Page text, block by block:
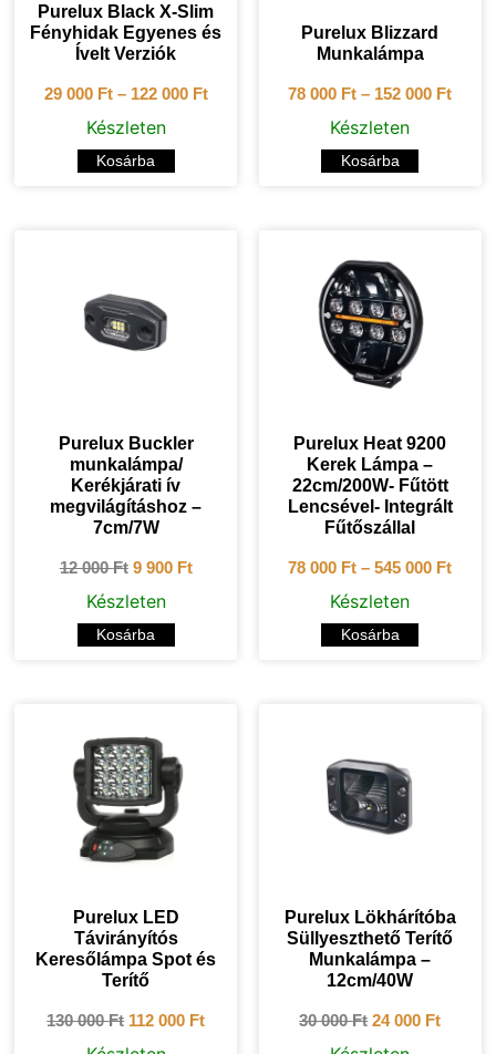
Purelux Black X-Slim
Fényhidak Egyenes és
Ívelt Verziók
29 000 Ft– 122 000 Ft
Készleten
Kosárba
Purelux Blizzard
Munkalámpa
78 000 Ft – 152 000 Ft
Készleten
Kosárba
Purelux Buckler
munkalámpa/
Kerékjárati ív
megvilágításhoz –
7cm/7W
12 000Ft 9 900 Ft
Készleten
Kosárba
Purelux Heat 9200
Kerek Lámpa –
22cm/200W- Fűtött
Lencsével- Integrált
Fűtőszállal
78 000 Ft –545 000 Ft
Készleten
Kosárba
Purelux LED
Távirányítós
Keresőlámpa Spot és
Terítő
130 000Ft 112 000 Ft
Purelux Lökhárítóba
Süllyeszthető Terítő
Munkalámpa –
12cm/40W
30 000Ft 24 000 Ft